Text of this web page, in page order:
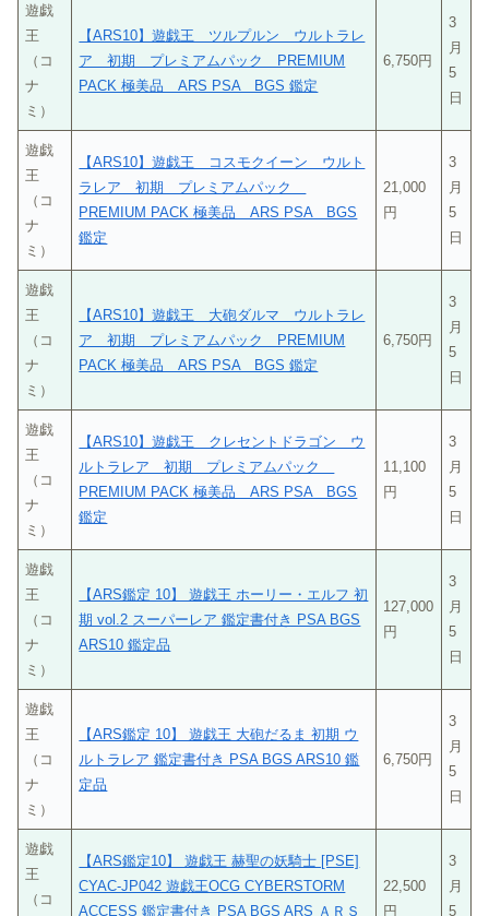
遊戯
王
（コ
ナ
ミ）
【ARS10】遊戯王 ツルプルン ウルトラレ
ア 初期 プレミアムパック PREMIUM
PACK 極美品 ARS PSA BGS 鑑定
6,750円
3
月
5
日
遊戯
王
（コ
ナ
ミ）
【ARS10】遊戯王 コスモクイーン ウルト
ラレア 初期 プレミアムパック
PREMIUM PACK 極美品 ARS PSA BGS
鑑定
21,000
円
3
月
5
日
遊戯
王
（コ
ナ
ミ）
【ARS10】遊戯王 大砲ダルマ ウルトラレ
ア 初期 プレミアムパック PREMIUM
PACK 極美品 ARS PSA BGS 鑑定
6,750円
3
月
5
日
遊戯
王
（コ
ナ
ミ）
【ARS10】遊戯王 クレセントドラゴン ウ
ルトラレア 初期 プレミアムパック
PREMIUM PACK 極美品 ARS PSA BGS
鑑定
11,100
円
3
月
5
日
遊戯
王
（コ
ナ
ミ）
【ARS鑑定 10】 遊戯王 ホーリー・エルフ 初
期 vol.2 スーパーレア 鑑定書付き PSA BGS
ARS10 鑑定品
127,000
円
3
月
5
日
遊戯
王
（コ
ナ
ミ）
【ARS鑑定 10】 遊戯王 大砲だるま 初期 ウ
ルトラレア 鑑定書付き PSA BGS ARS10 鑑
定品
6,750円
3
月
5
日
遊戯
王
（コ
【ARS鑑定10】 遊戯王 赫聖の妖騎士 [PSE]
CYAC-JP042 遊戯王OCG CYBERSTORM
ACCESS 鑑定書付き PSA BGS ARS ＡＲＳ
22,500
円
3
月
5